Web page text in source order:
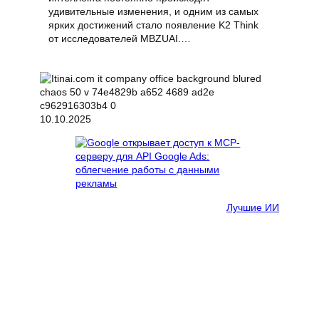
удивительные изменения, и одним из самых
ярких достижений стало появление K2 Think
от исследователей MBZUAI.…
10.10.2025
Лучшие ИИ